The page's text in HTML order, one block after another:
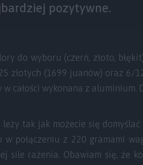
pozytywne.
do wyboru (czerń, złoto,
złotych (1699 juanów) oraz 6/
w całości wykonana z aluminium.
leży tak jak możecie się
w połączeniu z 220 gramami
sile rażenia. Obawiam się, że